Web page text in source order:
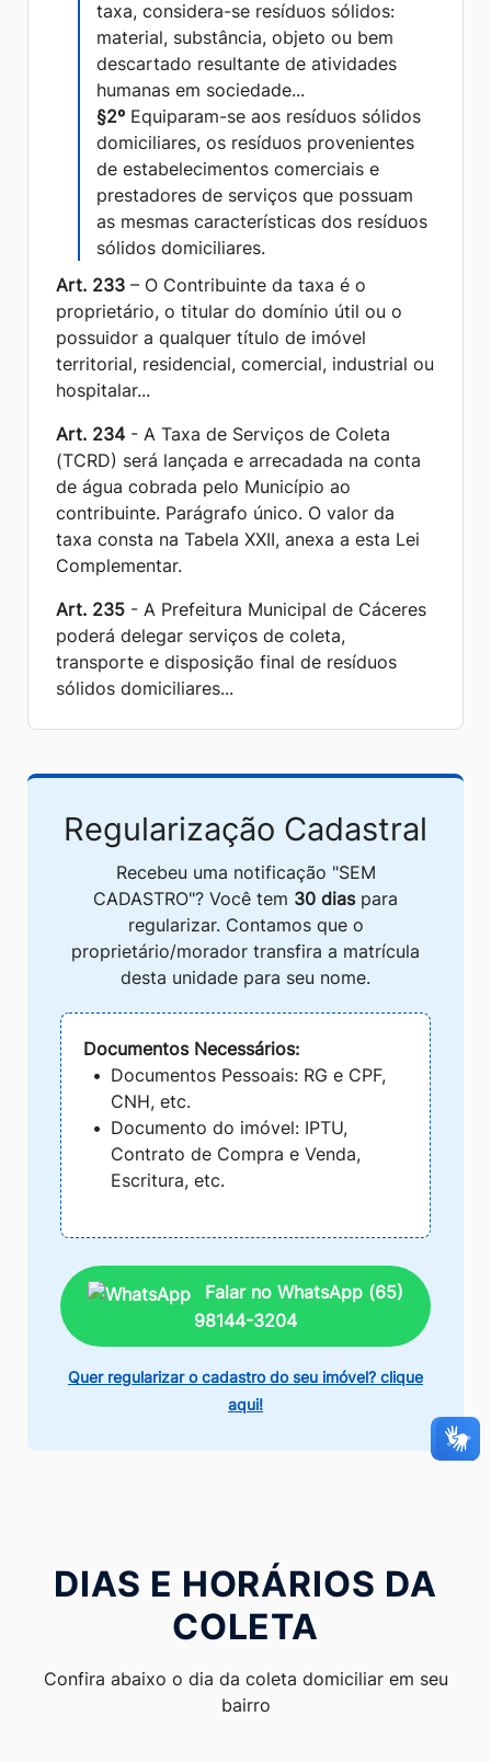
taxa, considera-se resíduos sólidos:
material, substância, objeto ou bem
descartado resultante de atividades
humanas em sociedade...
§2º Equiparam-se aos resíduos sólidos
domiciliares, os resíduos provenientes
de estabelecimentos comerciais e
prestadores de serviços que possuam
as mesmas características dos resíduos
sólidos domiciliares.
Art. 233 – O Contribuinte da taxa é o
proprietário, o titular do domínio útil ou o
possuidor a qualquer título de imóvel
territorial, residencial, comercial, industrial ou
hospitalar...
Art. 234 - A Taxa de Serviços de Coleta
(TCRD) será lançada e arrecadada na conta
de água cobrada pelo Município ao
contribuinte. Parágrafo único. O valor da
taxa consta na Tabela XXII, anexa a esta Lei
Complementar.
Art. 235 - A Prefeitura Municipal de Cáceres
poderá delegar serviços de coleta,
transporte e disposição final de resíduos
sólidos domiciliares...
Regularização Cadastral
Recebeu uma notificação "SEM
CADASTRO"? Você tem 30 diaspara
regularizar. Contamos que o
proprietário/morador transfira a matrícula
desta unidade para seu nome.
Documentos Necessários:
Documentos Pessoais: RG e CPF,
CNH, etc.
Documento do imóvel: IPTU,
Contrato de Compra e Venda,
Escritura, etc.
Falar no WhatsApp (65)
98144-3204
Quer regularizar o cadastro do seu imóvel? clique
aqui!
DIAS E HORÁRIOS DA
COLETA
Confira abaixo o dia da coleta domiciliarem seu
bairro